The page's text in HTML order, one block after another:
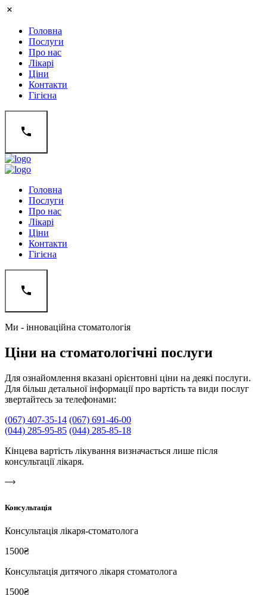
Головна
Послуги
Про нас
Лікарі
Ціни
Контакти
Гігієна
Головна
Послуги
Про нас
Лікарі
Ціни
Контакти
Гігієна
Ми - інноваційна стоматологія
Ціни на стоматологічні послуги
Для ознайомлення вказані орієнтовні ціни на деякі послуги.
Для більш детальної інформації про вартість та види послуг
звертайтесь за телефонами:
(067) 407-35-14 (067) 691-46-00
(044) 285-95-85 (044) 285-85-18
Кінцева вартість лікування визначається лише після
консультації лікаря.
Консультація
Консультація лікаря-стоматолога
1500₴
Консультація дитячого лікаря стоматолога
1500₴